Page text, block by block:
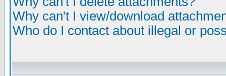
Why can't I view/download
Who do I contact about illegal or